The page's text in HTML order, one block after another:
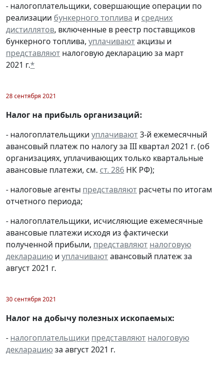
- налогоплательщики, совершающие операции по
реализации бункерного топлива и средних
дистиллятов, включенные в реестр поставщиков
бункерного топлива, уплачиваютакцизы и
представляют налоговую декларацию за март
2021 г.*
28 сентября 2021
Налог на прибыль организаций:
- налогоплательщики уплачивают3-й ежемесячный
авансовый платеж по налогу за III квартал 2021 г. (об
организациях, уплачивающих только квартальные
авансовые платежи, см. ст. 286 НК РФ);
- налоговые агенты представляют расчеты по итогам
отчетного периода;
- налогоплательщики, исчисляющие ежемесячные
авансовые платежи исходя из фактически
полученной прибыли, представляют налоговую
декларацию и уплачиваютавансовый платеж за
август 2021 г.
30 сентября 2021
Налог на добычу полезных ископаемых:
- налогоплательщики представляют налоговую
декларациюза август 2021 г.